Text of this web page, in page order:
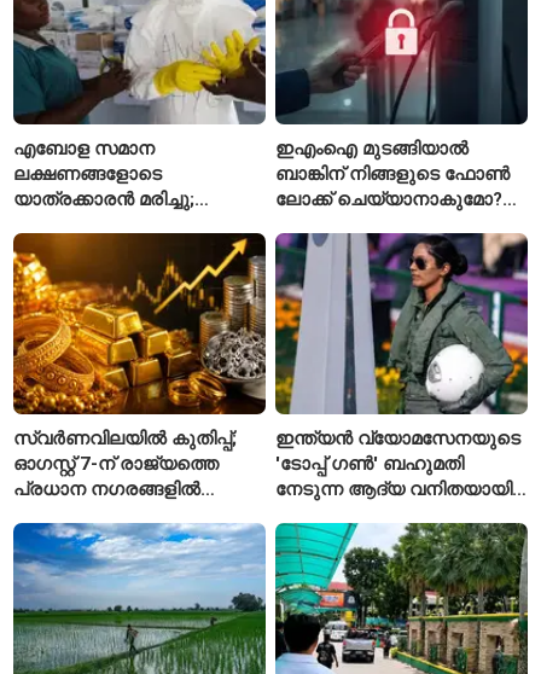
എബോള സമാന
ലക്ഷണങ്ങളോടെ
യാത്രക്കാരൻ മരിച്ചു;
യാത്രക്കാരെ
നിരീക്ഷണത്തിൽ
ഇഎംഐ മുടങ്ങിയാൽ
ബാങ്കിന് നിങ്ങളുടെ ഫോൺ
ലോക്ക് ചെയ്യാനാകുമോ?
ചട്ടങ്ങൾ ഇങ്ങനെ
സ്വർണവിലയിൽ കുതിപ്പ്;
ഓഗസ്റ്റ് 7-ന് രാജ്യത്തെ
പ്രധാന നഗരങ്ങളിൽ
ഇന്ത്യൻ വ്യോമസേനയുടെ
'ടോപ്പ് ഗൺ' ബഹുമതി
നേടുന്ന ആദ്യ വനിതയായി